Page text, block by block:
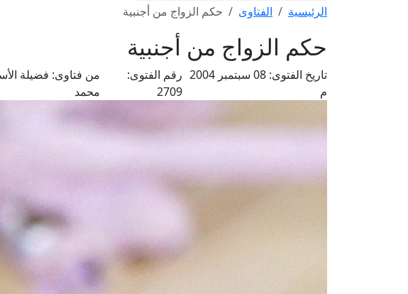
الرئيسية الفتاوى حكم الزواج من أجنبية
حكم الزواج من أجنبية
تاريخ الفتوى:
08 سبتمبر 2004
م
رقم الفتوى:
2709
من فتاوى: فضيلة
محمد